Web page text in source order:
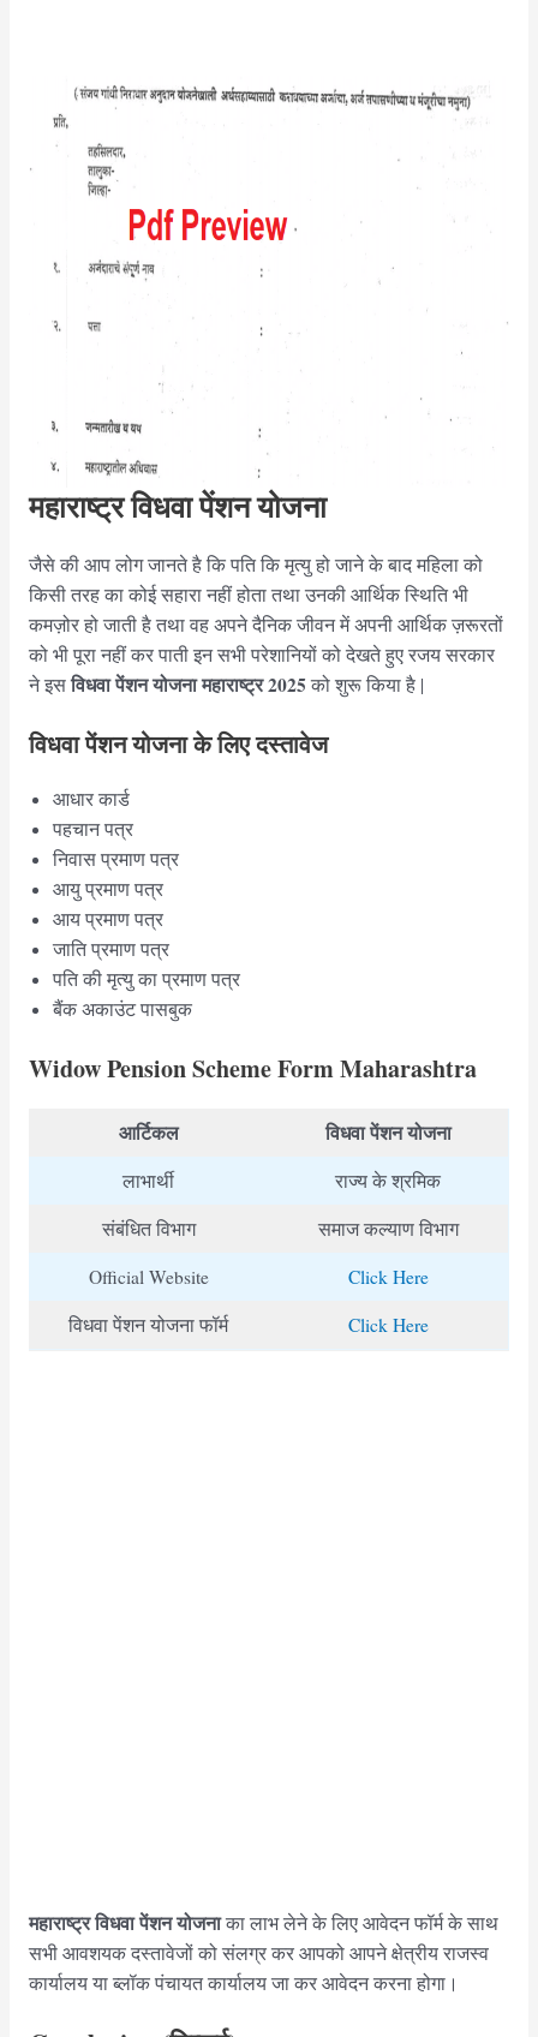
महाराष्ट्र विधवा पेंशन योजना
जैसे की आप लोग जानते है कि पति कि मृत्यु हो जाने के बाद महिला को
किसी तरह का कोई सहारा नहीं होता तथा उनकी आर्थिक स्थिति भी
कमज़ोर हो जाती है तथा वह अपने दैनिक जीवन में अपनी आर्थिक ज़रूरतों
को भी पूरा नहीं कर पाती इन सभी परेशानियों को देखते हुए रजय सरकार
ने इसविधवा पेंशन योजना महाराष्ट्र 2025 को शुरू किया है |
विधवा पेंशन योजना के लिए दस्तावेज
आधार कार्ड
पहचान पत्र
निवास प्रमाण पत्र
आयु प्रमाण पत्र
आय प्रमाण पत्र
जाति प्रमाण पत्र
पति की मृत्यु का प्रमाण पत्र
बैंक अकाउंट पासबुक
Widow Pension Scheme Form Maharashtra
आर्टिकल विधवा पेंशन योजना
लाभार्थी
राज्य के श्रमिक
संबंधित विभाग
समाज कल्याण विभाग
Official Website
Click Here
विधवा पेंशन योजना फॉर्म
Click Here
महाराष्ट्र विधवा पेंशन योजनाका लाभ लेने के लिए आवेदन फॉर्म के साथ
सभी आवशयक दस्तावेजों को संलग्र कर आपको आपने क्षेत्रीय राजस्व
कार्यालय या ब्लॉक पंचायत कार्यालय जा कर आवेदन करना होगा।